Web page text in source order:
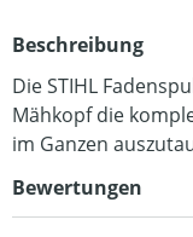
Beschreibung
Die STIHL
Mähkopf die
im Ganzen
Bewertungen